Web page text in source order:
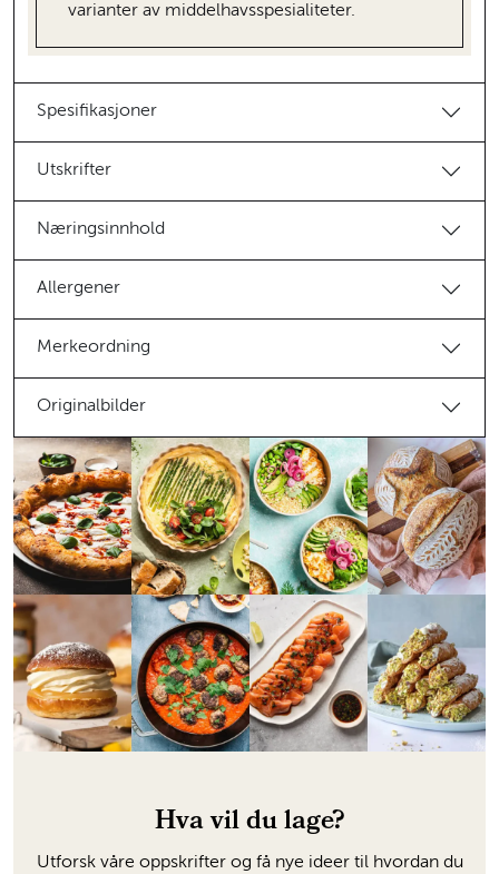
varianter av middelhavsspesialiteter.
Spesifikasjoner
Utskrifter
Næringsinnhold
Allergener
Merkeordning
Originalbilder
Hva vil du lage?
Utforsk våre oppskrifter og få nye ideer til hvordan du